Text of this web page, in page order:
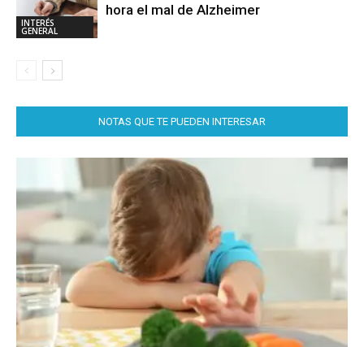
INTERÉS
GENERAL
hora el mal de Alzheimer
NOTAS QUE TE PUEDEN INTERESAR